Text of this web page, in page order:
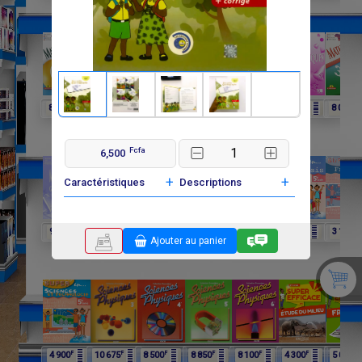
6,500 Fcfa
Caractéristiques + Descriptions +
Ajouter au panier
8 250F 6 060F 4 025F 8 015F 6 600 8 000
9 750 9 750F F F 4 900F 3 100
4 900F 10 675F 8 500F 8 850F 8 100F 4 300F 5 000